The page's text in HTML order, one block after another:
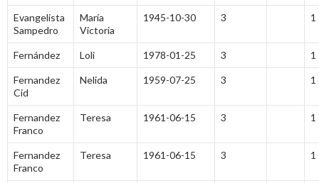
Evangelista
Sampedro
María
Victoria
1945-10-30 3 1
Fernández Loli 1978-01-25 3 1
Fernandez
Cid
Nelida 1959-07-25 3 1
Fernandez
Franco
Teresa 1961-06-15 3 1
Fernandez
Franco
Teresa 1961-06-15 3 1